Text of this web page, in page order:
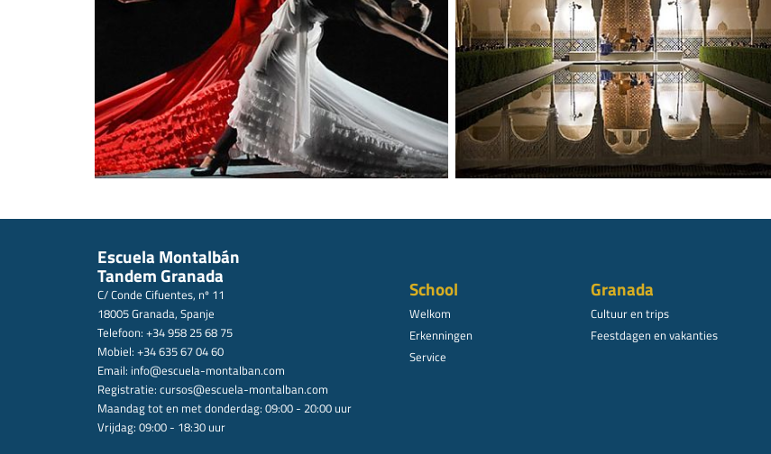
Escuela Montalbán
Tandem Granada
C/ Conde Cifuentes, nº 11
18005 Granada, Spanje
Telefoon: +34 958 25 68 75
Mobiel: +34 635 67 04 60
Email: info@escuela-montalban.com
Registratie: cursos@escuela-montalban.com
Maandag tot en met donderdag: 09:00 - 20:00 uur
Vrijdag: 09:00 - 18:30 uur
School
Welkom
Erkenningen
Service
Granada
Cultuur en trips
Feestdagen en vakanties